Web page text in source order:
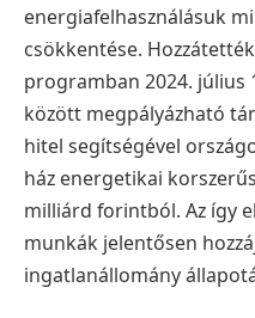
energiafelhasználásuk
csökkentése.
programban 2024. július
között megpályázható
hitel segítségével
ház energetikai
milliárd forintból. Az így
munkák jelentősen
ingatlanállomány